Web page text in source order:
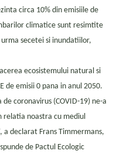
circa 10% din emisiile de
climatice sunt resimtite
secetei si inundatiilor,
ecosistemului natural si
de emisii 0 pana in anul 2050.
coronavirus (COVID-19) ne-a
relatia noastra cu mediul
declarat Frans Timmermans,
de Pactul Ecologic